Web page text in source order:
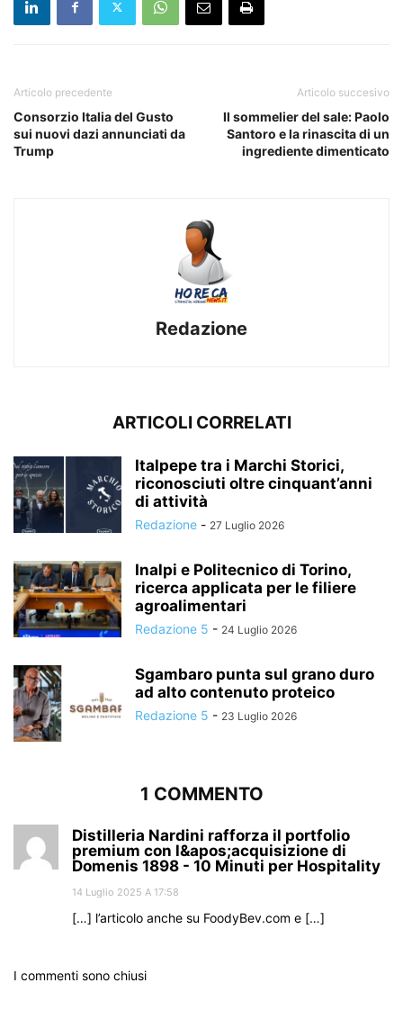
Articolo precedente
Consorzio Italia del Gusto
sui nuovi dazi annunciati da
Trump
Articolo succesivo
Il sommelier del sale: Paolo
Santoro e la rinascita di un
ingrediente dimenticato
Redazione
ARTICOLI CORRELATI
Italpepe tra i Marchi Storici,
riconosciuti oltre cinquant’anni
di attività
Redazione - 27 Luglio 2026
Inalpi e Politecnico di Torino,
ricerca applicata per le filiere
agroalimentari
Redazione 5 - 24 Luglio 2026
Sgambaro punta sul grano duro
ad alto contenuto proteico
Redazione 5 - 23 Luglio 2026
1 COMMENTO
Distilleria Nardini rafforza il portfolio
premium con l&apos;acquisizione di
Domenis 1898 - 10 Minuti per Hospitality
14 Luglio 2025 A 17:58
[…] l’articolo anche su FoodyBev.com e […]
I commenti sono chiusi